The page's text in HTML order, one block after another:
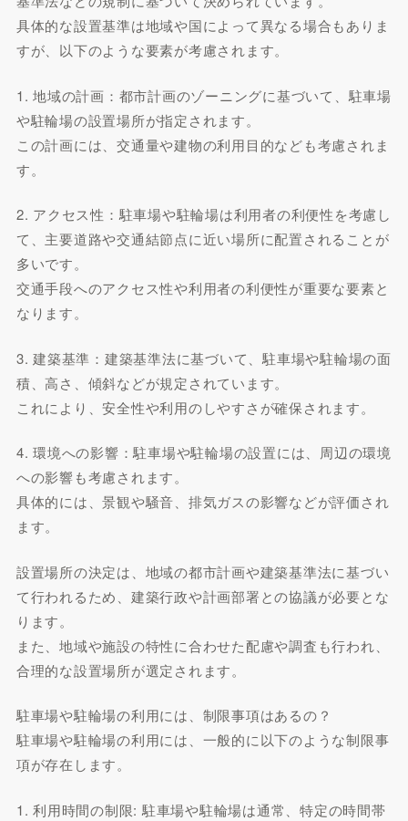
具体的な設置基準は地域や国によって異なる場合もありま
すが、以下のような要素が考慮されます。
1. 地域の計画：都市計画のゾーニングに基づいて、駐車場
や駐輪場の設置場所が指定されます。
この計画には、交通量や建物の利用目的なども考慮されま
す。
2. アクセス性：駐車場や駐輪場は利用者の利便性を考慮し
て、主要道路や交通結節点に近い場所に配置されることが
多いです。
交通手段へのアクセス性や利用者の利便性が重要な要素と
なります。
3. 建築基準：建築基準法に基づいて、駐車場や駐輪場の面
積、高さ、傾斜などが規定されています。
これにより、安全性や利用のしやすさが確保されます。
4. 環境への影響：駐車場や駐輪場の設置には、周辺の環境
への影響も考慮されます。
具体的には、景観や騒音、排気ガスの影響などが評価され
ます。
設置場所の決定は、地域の都市計画や建築基準法に基づい
て行われるため、建築行政や計画部署との協議が必要とな
ります。
また、地域や施設の特性に合わせた配慮や調査も行われ、
合理的な設置場所が選定されます。
駐車場や駐輪場の利用には、制限事項はあるの？
駐車場や駐輪場の利用には、一般的に以下のような制限事
項が存在します。
1. 利用時間の制限: 駐車場や駐輪場は通常、特定の時間帯